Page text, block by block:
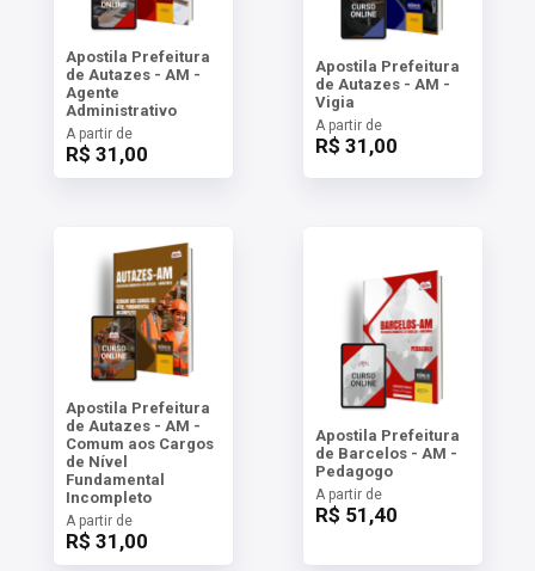
Apostila Prefeitura
de Autazes - AM -
Agente
Administrativo
A partir de
R$ 31,00
Apostila Prefeitura
de Autazes - AM -
Vigia
A partir de
R$ 31,00
Apostila Prefeitura
de Autazes - AM -
Comum aos Cargos
de Nível
Fundamental
Incompleto
A partir de
R$ 31,00
Apostila Prefeitura
de Barcelos - AM -
Pedagogo
A partir de
R$ 51,40